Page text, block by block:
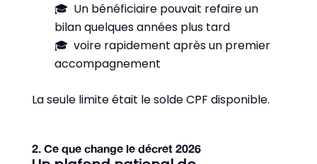
Un bénéficiaire pouvait refaire un
bilan quelques années plus tard
voire rapidement après un premier
accompagnement
La seule limite était le solde CPF disponible.
2. Ce que change le décret 2026